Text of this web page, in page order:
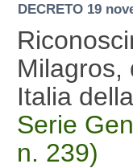
DECRETO 19
Milagros,
Italia
Serie
n. 239)